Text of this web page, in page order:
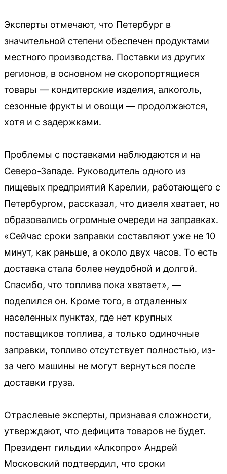
Эксперты отмечают, что Петербург в
значительной степени обеспечен продуктами
местного производства. Поставки из других
регионов, в основном не скоропортящиеся
товары — кондитерские изделия, алкоголь,
сезонные фрукты и овощи — продолжаются,
хотя и с задержками.
Проблемы с поставками наблюдаются и на
Северо-Западе. Руководитель одного из
пищевых предприятий Карелии, работающего с
Петербургом, рассказал, что дизеля хватает, но
образовались огромные очереди на заправках.
«Сейчас сроки заправки составляют уже не 10
минут, как раньше, а около двух часов. То есть
доставка стала более неудобной и долгой.
Спасибо, что топлива пока хватает», —
поделился он. Кроме того, в отдаленных
населенных пунктах, где нет крупных
поставщиков топлива, а только одиночные
заправки, топливо отсутствует полностью, из-
за чего машины не могут вернуться после
доставки груза.
Отраслевые эксперты, признавая сложности,
утверждают, что дефицита товаров не будет.
Президент гильдии «Алкопро» Андрей
Московский подтвердил, что сроки